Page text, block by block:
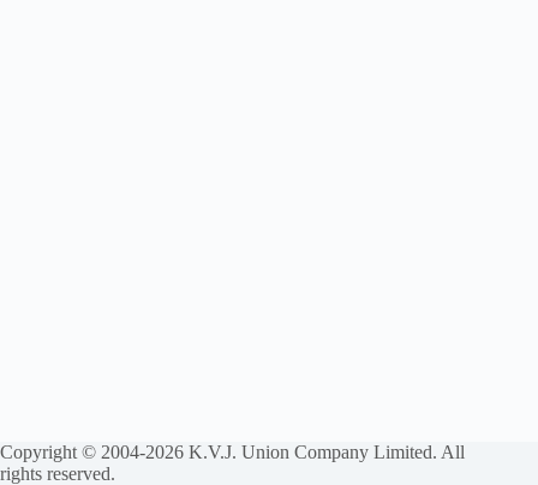
Copyright © 2004-2026 K.V.J. Union Company Limited. All
rights reserved.